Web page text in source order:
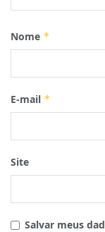
Nome *
E-mail *
Site
Salvar meus